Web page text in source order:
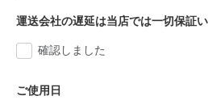
運送会社の遅延は当店では一切保証い
確認しました
ご使用日